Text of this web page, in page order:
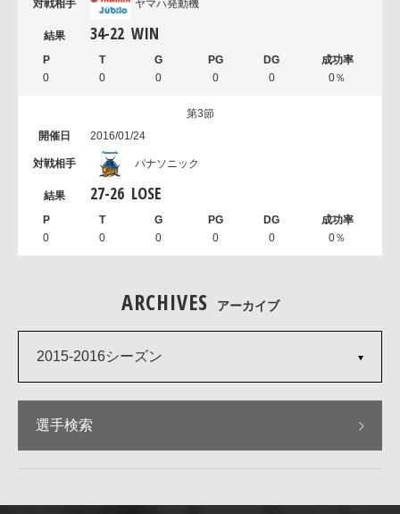
ヤマハ発動機
34-22 WIN
0 0 0 0 0 0％
第3節
2016/01/24
パナソニック
27-26 LOSE
0 0 0 0 0 0％
ARCHIVES アーカイブ
2015-2016シーズン
選手検索